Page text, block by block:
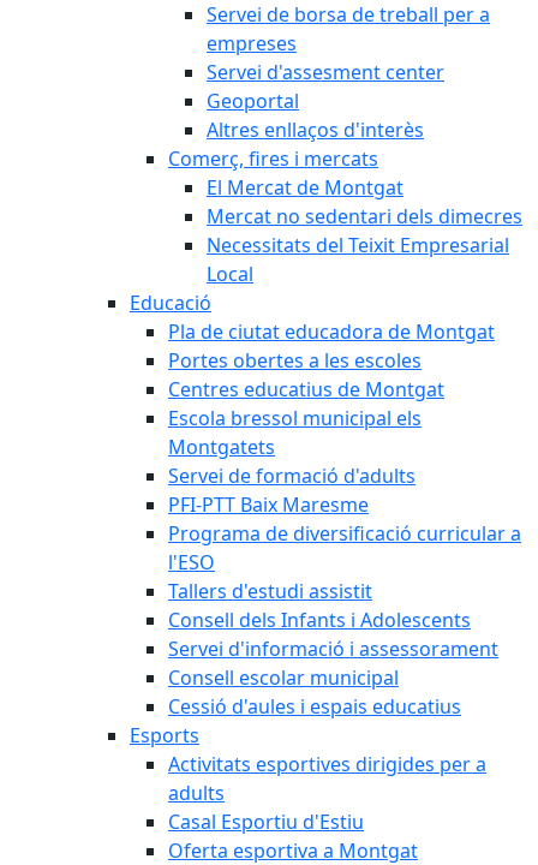
Servei de borsa de treball per a
empreses
Servei d'assesment center
Geoportal
Altres enllaços d'interès
Comerç, fires i mercats
El Mercat de Montgat
Mercat no sedentari dels dimecres
Necessitats del Teixit Empresarial
Local
Educació
Pla de ciutat educadora de Montgat
Portes obertes a les escoles
Centres educatius de Montgat
Escola bressol municipal els
Montgatets
Servei de formació d'adults
PFI-PTT Baix Maresme
Programa de diversificació curricular a
l'ESO
Tallers d'estudi assistit
Consell dels Infants i Adolescents
Servei d'informació i assessorament
Consell escolar municipal
Cessió d'aules i espais educatius
Esports
Activitats esportives dirigides per a
adults
Casal Esportiu d'Estiu
Oferta esportiva a Montgat